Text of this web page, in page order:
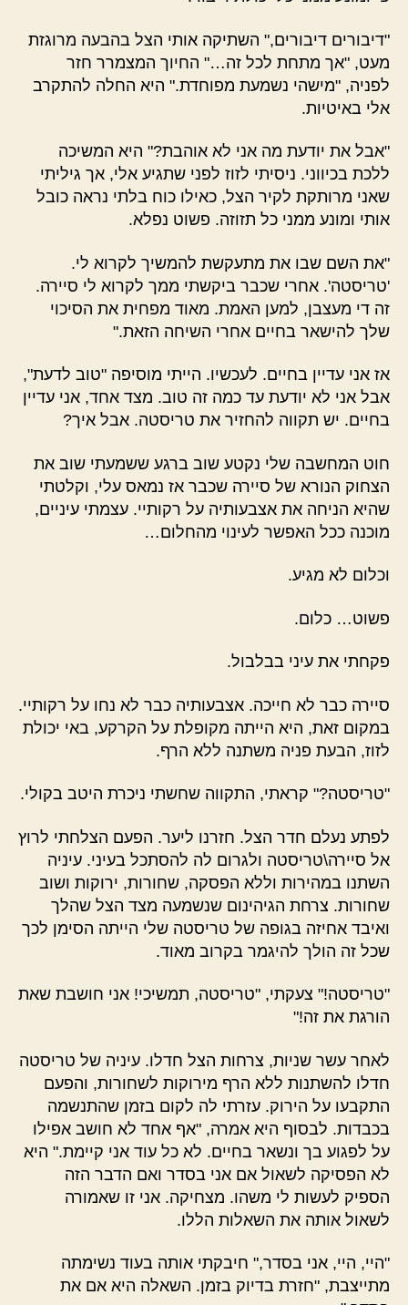
"דיבורים דיבורים," השתיקה אותי הצל בהבעה מרוגזת
מעט, "אך מתחת לכל זה…" החיוך המצמרר חזר
לפניה, "מישהי נשמעת מפוחדת." היא החלה להתקרב
אלי באיטיות.
"אבל את יודעת מה אני לא אוהבת?" היא המשיכה
ללכת בכיווני. ניסיתי לזוז לפני שתגיע אלי, אך גיליתי
שאני מרותקת לקיר הצל, כאילו כוח בלתי נראה כובל
אותי ומונע ממני כל תזוזה. פשוט נפלא.
"את השם שבו את מתעקשת להמשיך לקרוא לי.
'טריסטה'. אחרי שכבר ביקשתי ממך לקרוא לי סיירה.
זה די מעצבן, למען האמת. מאוד מפחית את הסיכוי
שלך להישאר בחיים אחרי השיחה הזאת."
אז אני עדיין בחיים. לעכשיו. הייתי מוסיפה "טוב לדעת",
אבל אני לא יודעת עד כמה זה טוב. מצד אחד, אני עדיין
בחיים. יש תקווה להחזיר את טריסטה. אבל איך?
חוט המחשבה שלי נקטע שוב ברגע ששמעתי שוב את
הצחוק הנורא של סיירה שכבר אז נמאס עלי, וקלטתי
שהיא הניחה את אצבעותיה על רקותיי. עצמתי עיניים,
מוכנה ככל האפשר לעינוי מהחלום…
וכלום לא מגיע.
פשוט… כלום.
פקחתי את עיני בבלבול.
סיירה כבר לא חייכה. אצבעותיה כבר לא נחו על רקותיי.
במקום זאת, היא הייתה מקופלת על הקרקע, באי יכולת
לזוז, הבעת פניה משתנה ללא הרף.
"טריסטה?" קראתי, התקווה שחשתי ניכרת היטב בקולי.
לפתע נעלם חדר הצל. חזרנו ליער. הפעם הצלחתי לרוץ
אל סיירה\טריסטה ולגרום לה להסתכל בעיני. עיניה
השתנו במהירות וללא הפסקה, שחורות, ירוקות ושוב
שחורות. צרחת הגיהינום שנשמעה מצד הצל שהלך
ואיבד אחיזה בגופה של טריסטה שלי הייתה הסימן לכך
שכל זה הולך להיגמר בקרוב מאוד.
"טריסטה!" צעקתי, "טריסטה, תמשיכי! אני חושבת שאת
הורגת את זה!"
לאחר עשר שניות, צרחות הצל חדלו. עיניה של טריסטה
חדלו להשתנות ללא הרף מירוקות לשחורות, והפעם
התקבעו על הירוק. עזרתי לה לקום בזמן שהתנשמה
בכבדות. לבסוף היא אמרה, "אף אחד לא חושב אפילו
על לפגוע בך ונשאר בחיים. לא כל עוד אני קיימת." היא
לא הפסיקה לשאול אם אני בסדר ואם הדבר הזה
הספיק לעשות לי משהו. מצחיקה. אני זו שאמורה
לשאול אותה את השאלות הללו.
"היי, היי, אני בסדר," חיבקתי אותה בעוד נשימתה
מתייצבת, "חזרת בדיוק בזמן. השאלה היא אם את